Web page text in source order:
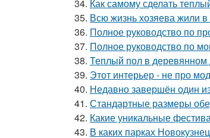
34. Как самому сделать
35. Всю жизнь хозяева жили в
36. Полное руководство по
37. Полное руководство по
38. Теплый пол в деревянном
39. Этот интерьер - не про
40. Недавно завершён один
41. Стандартные размеры
42. Какие уникальные
43. В каких парках